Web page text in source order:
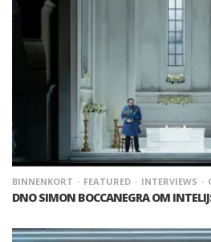
BINNENKORT FEATURED INTERVIEWS
DNO SIMON BOCCANEGRA OM